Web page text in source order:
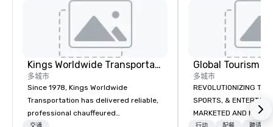
Kings Worldwide Transportation
多城市
Since 1978, Kings Worldwide
Transportation has delivered reliable,
professional chauffeured
多城市
REVOLUTIONIZING THE WAY TOURISM,
SPORTS, & ENTERTAINMENT ARE
MARKETED AND MONETIZED. One stop